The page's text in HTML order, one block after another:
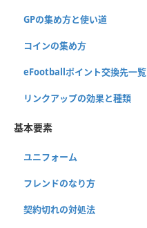
GPの集め方と使い道
コインの集め方
eFootballポイント交換先一覧
リンクアップの効果と種類
基本要素
ユニフォーム
フレンドのなり方
契約切れの対処法